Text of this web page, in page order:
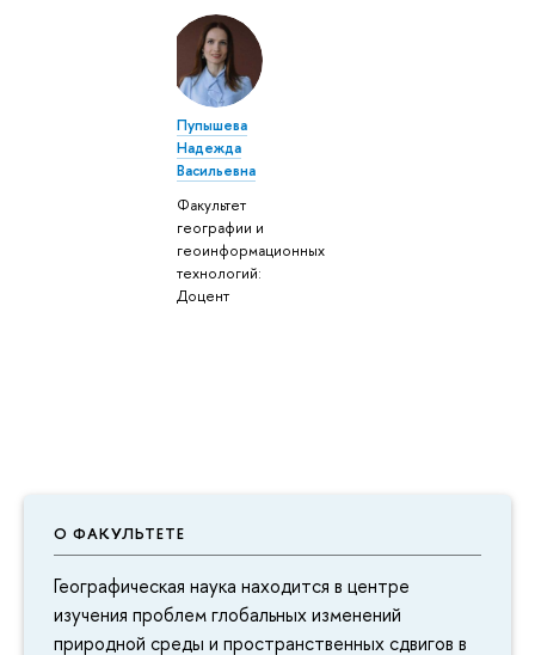
О ФАКУЛЬТЕТЕ
Географическая наука находится в центре
изучения проблем глобальных изменений
природной среды и пространственных сдвигов в
Пупышева
Надежда
Васильевна
Факультет
географии и
геоинформационных
технологий:
Доцент